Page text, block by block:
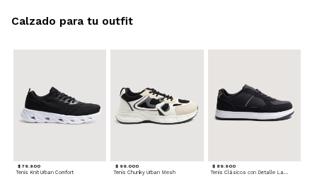
$ 79.900
Tenis Knit Urban Comfort
$ 99.000
Tenis Chunky Urban Mesh
$ 89.900
Tenis Clásicos con Detalle Lateral
Calzado para tu outfit